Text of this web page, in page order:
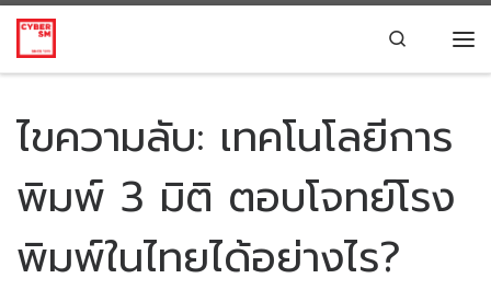
Skip to content Search
ไขความลับ: เทคโนโลยีการ
พิมพ์ 3 มิติ ตอบโจทย์โรง
พิมพ์ในไทยได้อย่างไร?